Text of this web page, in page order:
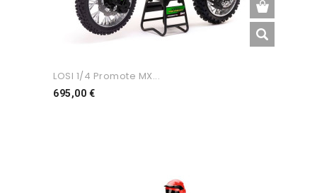
LOSI 1/4 Promote MX...
695,00 €Preço